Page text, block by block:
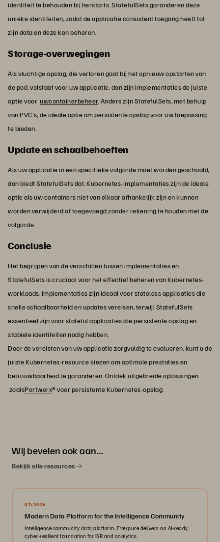
identiteit te behouden bij herstarts. StatefulSets garanderen deze
unieke identiteiten, zodat de applicatie consistent toegang heeft tot
zijn data en deze kan beheren.
Storage-overwegingen
Als vluchtige opslag, die verloren gaat bij het opnieuw opstarten van
de pod, volstaat voor uw applicatie, dan zijn implementaties de juiste
optie voor uwcontainerbeheer. Anders zijn StatefulSets, met behulp
van PVC's, de ideale optie om persistente opslag voor uw toepassing
te bieden.
Update en schaalbehoeften
Als uw applicatie in een specifieke volgorde moet worden geschaald,
dan biedt StatefulSets dat. Kubernetes-implementaties zijn de ideale
optie als uw containers niet van elkaar afhankelijk zijn en kunnen
worden verwijderd of toegevoegd zonder rekening te houden met de
volgorde.
Conclusie
Het begrijpen van de verschillen tussen implementaties en
StatefulSets is cruciaal voor het effectief beheren van Kubernetes-
workloads. Implementaties zijn ideaal voor stateless applicaties die
snelle schaalbaarheid en updates vereisen, terwijl StatefulSets
essentieel zijn voor stateful applicaties die persistente opslag en
stabiele identiteiten nodig hebben.
Door de vereisten van uw applicatie zorgvuldig te evalueren, kunt u de
juiste Kubernetes-resource kiezen om optimale prestaties en
betrouwbaarheid te garanderen. Ontdek uitgebreide oplossingen
zoalsPortworx® voor persistente Kubernetes-opslag.
Wij bevelen ook aan...
Bekijk alle resources
07/2026
Modern Data Platform for the Intelligence Community
Intelligence community data platform: Everpure delivers an AI-ready,
cyber-resilient foundation for ISR and analytics.